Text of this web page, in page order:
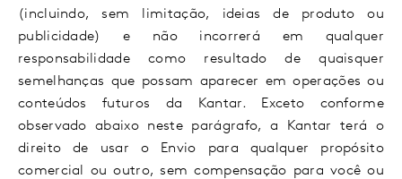
(incluindo, sem limitação, ideias de produto ou
publicidade) e não incorrerá em qualquer
responsabilidade como resultado de quaisquer
semelhanças que possam aparecer em operações ou
conteúdos futuros da Kantar. Exceto conforme
observado abaixo neste parágrafo, a Kantar terá o
direito de usar o Envio para qualquer propósito
comercial ou outro, sem compensação para você ou